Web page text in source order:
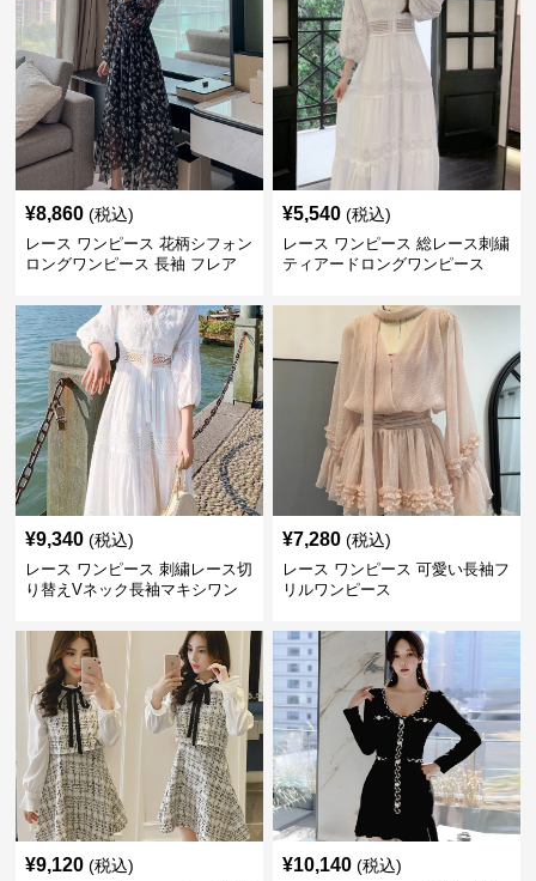
¥8,860 (税込)
レース ワンピース 花柄シフォン
ロングワンピース 長袖 フレア
¥5,540 (税込)
レース ワンピース 総レース刺繍
ティアードロングワンピース
¥9,340 (税込)
レース ワンピース 刺繍レース切
り替えVネック長袖マキシワン
¥7,280 (税込)
レース ワンピース 可愛い長袖フ
リルワンピース
¥9,120 (税込) ¥10,140 (税込)